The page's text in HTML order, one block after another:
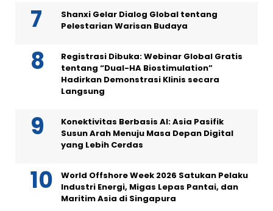
Shanxi Gelar Dialog Global tentang
Pelestarian Warisan Budaya
Registrasi Dibuka: Webinar Global Gratis
tentang “Dual-HA Biostimulation”
Hadirkan Demonstrasi Klinis secara
Langsung
Konektivitas Berbasis AI: Asia Pasifik
Susun Arah Menuju Masa Depan Digital
yang Lebih Cerdas
World Offshore Week 2026 Satukan Pelaku
Industri Energi, Migas Lepas Pantai, dan
Maritim Asia di Singapura